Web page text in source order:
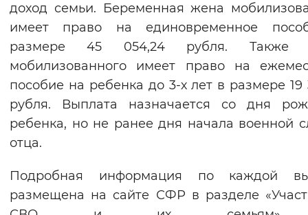
доход семьи. Беременная жена
имеет право на единовременное
размере 45 054,24 рубля. Также
мобилизованного имеет право на
пособие на ребенка до 3-х лет в размере 19
рубля. Выплата назначается со дня
ребенка, но не ранее дня начала военной
отца.
Подробная информация по каждой
размещена на сайте СФР в разделе